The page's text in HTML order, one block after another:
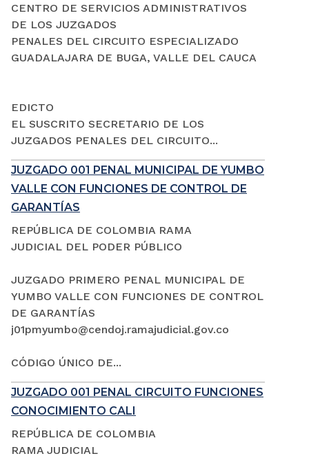
CENTRO DE SERVICIOS ADMINISTRATIVOS
DE LOS JUZGADOS
PENALES DEL CIRCUITO ESPECIALIZADO
GUADALAJARA DE BUGA, VALLE DEL CAUCA
EDICTO
EL SUSCRITO SECRETARIO DE LOS
JUZGADOS PENALES DEL CIRCUITO...
JUZGADO 001 PENAL MUNICIPAL DE YUMBO
VALLE CON FUNCIONES DE CONTROL DE
GARANTÍAS
REPÚBLICA DE COLOMBIA RAMA
JUDICIAL DEL PODER PÚBLICO
JUZGADO PRIMERO PENAL MUNICIPAL DE
YUMBO VALLE CON FUNCIONES DE CONTROL
DE GARANTÍAS
j01pmyumbo@cendoj.ramajudicial.gov.co
CÓDIGO ÚNICO DE...
JUZGADO 001 PENAL CIRCUITO FUNCIONES
CONOCIMIENTO CALI
REPÚBLICA DE COLOMBIA
RAMA JUDICIAL